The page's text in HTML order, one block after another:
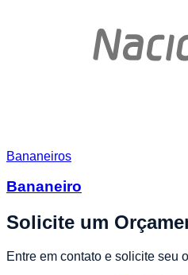
Bananeiros
Bananeiro
Solicite um
Entre em contato e solicite seu